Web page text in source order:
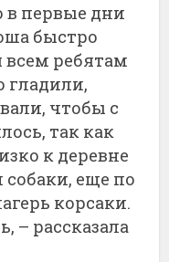
в первые дни
быстро
ребятам
гладили,
чтобы с
так как
к деревне
собаки, еще по
корсаки.
– рассказала